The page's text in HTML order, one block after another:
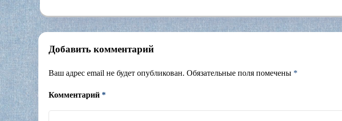
Добавить комментарий
Ваш адрес email не будет опубликован. Обязательные поля помечены *
Комментарий *